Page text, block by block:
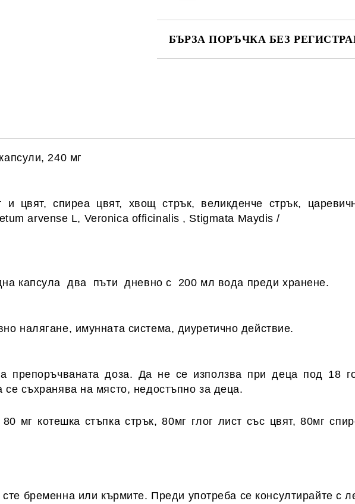
БЪРЗА ПОРЪЧКА БЕЗ
240 мг
и цвят, спиреа цвят, хвощ стрък, великденче стрък,
arvense L, Veronica officinalis , Stigmata Maydis /
капсула два пъти дневно с 200 мл вода преди хранене.
налягане, имунната система, диуретично действие.
препоръчваната доза. Да не се използва при деца под 18
​​съхранява на място, недостъпно за деца.
мг котешка стъпка стрък, 80мг глог лист със цвят, 80мг
бременна или кърмите. Преди употреба се консултирайте с